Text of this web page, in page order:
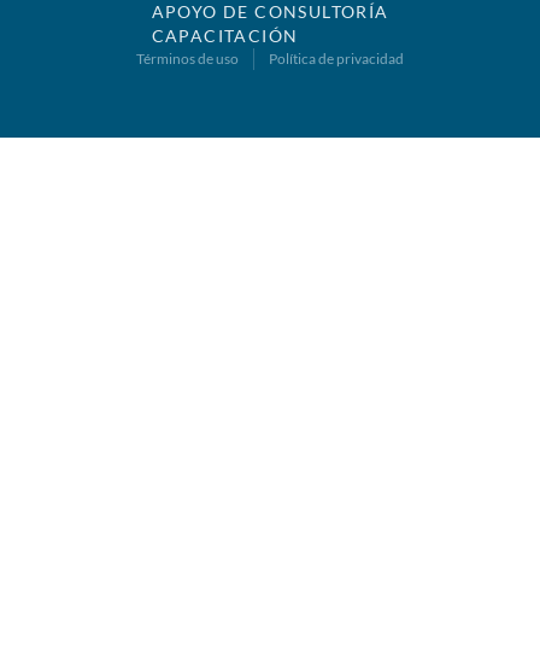
APOYO DE CONSULTORÍA
CAPACITACIÓN
Términos de uso Política de privacidad